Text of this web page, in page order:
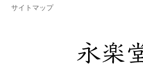
サイトマップ